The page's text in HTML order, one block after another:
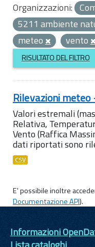
Organizzazioni:
5211 ambiente
meteo
vento
RISULTATO DEL FILTRO
Rilevazioni
Valori estremali
Relativa,
Vento (Raffica
dati riportati sono
CSV
E' possibile inoltre
Documentazione API).
Informazioni